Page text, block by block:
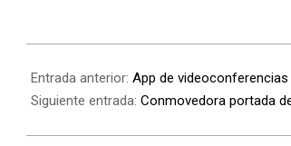
Entrada anterior: App de
Siguiente entrada: Conmovedora portada